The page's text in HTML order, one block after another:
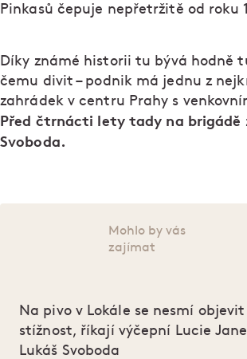
Pinkasů čepuje nepřetržitě od roku
Díky známé historii tu bývá hodně
čemu divit – podnik má jednu z
zahrádek v centru Prahy s
Před čtrnácti lety tady na brigádě
Svoboda.
Mohlo by vás
zajímat
Na pivo v Lokále se nesmí
stížnost, říkají výčepní Lucie
Lukáš Svoboda